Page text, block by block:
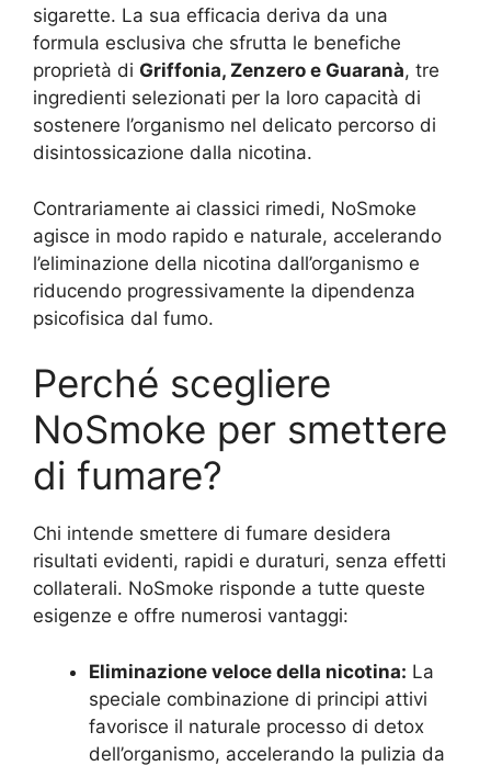
sigarette. La sua efficacia deriva da una
formula esclusiva che sfrutta le benefiche
proprietà di Griffonia, Zenzero e Guaranà, tre
ingredienti selezionati per la loro capacità di
sostenere l’organismo nel delicato percorso di
disintossicazione dalla nicotina.
Contrariamente ai classici rimedi, NoSmoke
agisce in modo rapido e naturale, accelerando
l’eliminazione della nicotina dall’organismo e
riducendo progressivamente la dipendenza
psicofisica dal fumo.
Perché scegliere
NoSmoke per smettere
di fumare?
Chi intende smettere di fumare desidera
risultati evidenti, rapidi e duraturi, senza effetti
collaterali. NoSmoke risponde a tutte queste
esigenze e offre numerosi vantaggi:
Eliminazione veloce della nicotina: La
speciale combinazione di principi attivi
favorisce il naturale processo di detox
dell’organismo, accelerando la pulizia da